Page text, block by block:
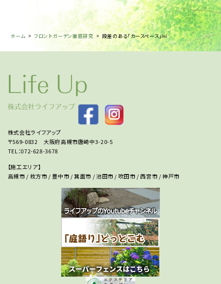
ホーム >フロントガーデン徹底研究> 段差のある「カースペース」￼
株式会社ライフアップ
〒569-0832 大阪府高槻市唐崎中3-20-5
TEL：072-628-3678
【施工エリア】
高槻市 / 枚方市 / 豊中市 / 箕面市 / 池田市 / 吹田市 / 西宮市 / 神戸市